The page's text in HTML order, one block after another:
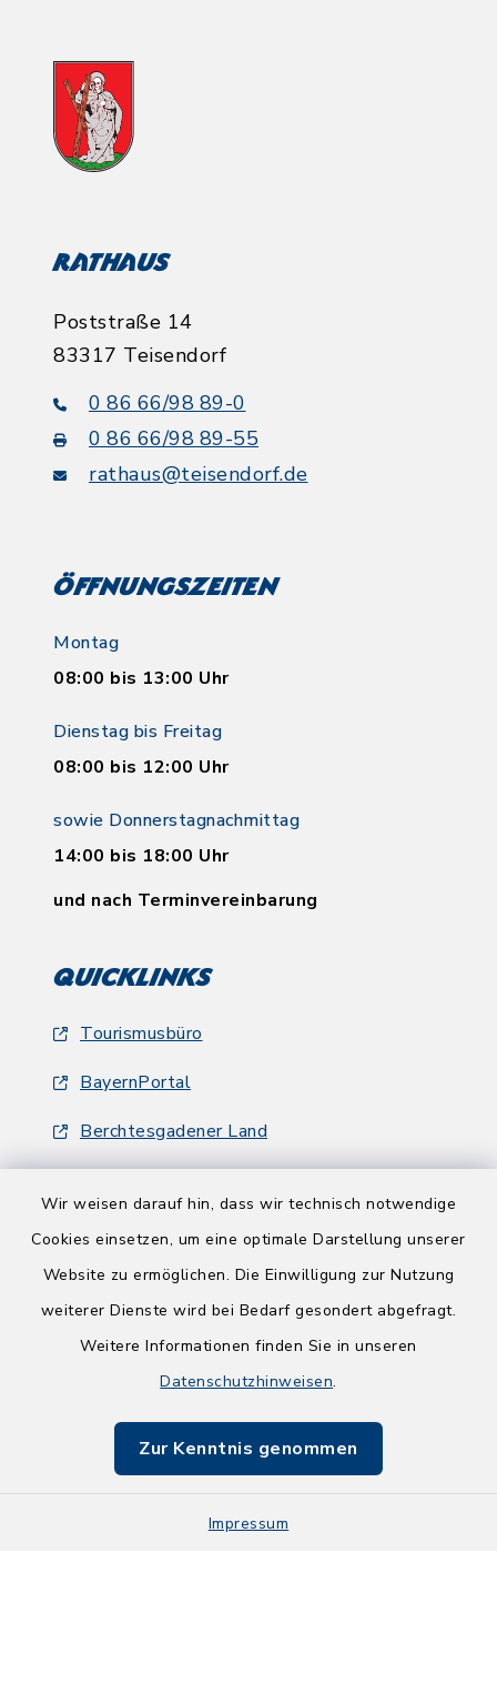
Wir weisen darauf hin, dass wir technisch notwendige
Cookies einsetzen, um eine optimale Darstellung unserer
Website zu ermöglichen. Die Einwilligung zur Nutzung
weiterer Dienste wird bei Bedarf gesondert abgefragt.
Weitere Informationen finden Sie in unseren
Datenschutzhinweisen.
Zur Kenntnis genommen
Impressum
Rathaus
Poststraße 14
83317 Teisendorf
0 86 66/98 89-0
0 86 66/98 89-55
rathaus@teisendorf.de
Öffnungszeiten
Montag
08:00 bis 13:00 Uhr
Dienstag bis Freitag
08:00 bis 12:00 Uhr
sowie Donnerstagnachmittag
14:00 bis 18:00 Uhr
und nach Terminvereinbarung
Quicklinks
Tourismusbüro
BayernPortal
Berchtesgadener Land
Barrierefreiheit
Impressum
Sitemap